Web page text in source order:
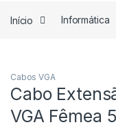
Início Informática
Cabos VGA
Cabo
VGA Fêmea